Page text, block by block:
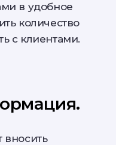
в удобное
количество
с клиентами.
вносить